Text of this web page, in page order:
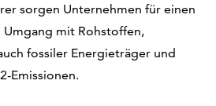
sorgen Unternehmen für einen
mit Rohstoffen,
fossiler Energieträger und
Emissionen.